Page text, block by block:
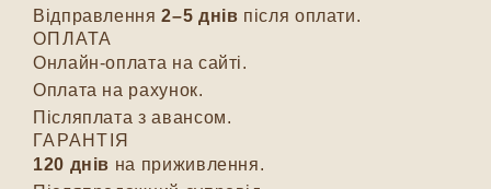
Відправлення2–5 днів після оплати.
ОПЛАТА
Онлайн-оплата на сайті.
Оплата на рахунок.
Післяплата з авансом.
ГАРАНТІЯ
120 днів на приживлення.